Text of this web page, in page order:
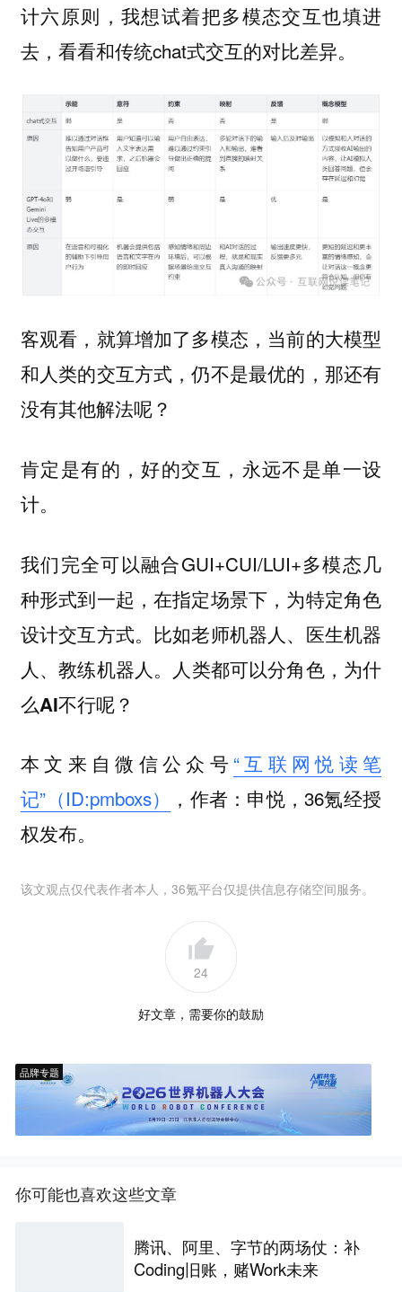
计六原则，我想试着把多模态交互也填进
去，看看和传统chat式交互的对比差异。
客观看，就算增加了多模态，当前的大模型
和人类的交互方式，仍不是最优的，那还有
没有其他解法呢？
肯定是有的，好的交互，永远不是单一设
计。
我们完全可以融合GUI+CUI/LUI+多模态几
种形式到一起，在指定场景下，为特定角色
设计交互方式。比如老师机器人、医生机器
人、教练机器人。
人类都可以分角色，为什
么AI不行呢？
本文来自微信公众号 “互联网悦读笔
记”（ID:pmboxs）
，作者：申悦，36氪经授
权发布。
该文观点仅代表作者本人，36氪平台仅提供信息存储空间服务。
24
好文章，需要你的鼓励
品牌专题
你可能也喜欢这些文章
腾讯、阿里、字节的两场仗：补
Coding旧账，赌Work未来